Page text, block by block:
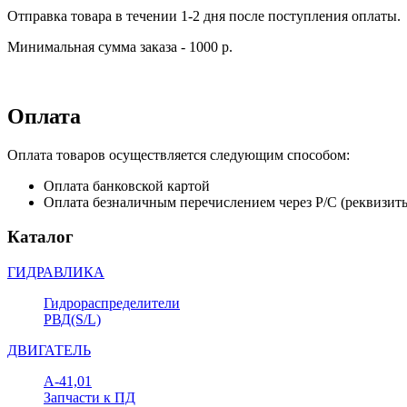
Отправка товара в течении 1-2 дня после поступления оплаты.
Минимальная сумма заказа - 1000 р.
Оплата
Оплата товаров осуществляется следующим способом:
Оплата банковской картой
Оплата безналичным перечислением через Р/С
Каталог
ГИДРАВЛИКА
Гидрораспределители
РВД(S/L)
ДВИГАТЕЛЬ
А-41,01
Запчасти к ПД